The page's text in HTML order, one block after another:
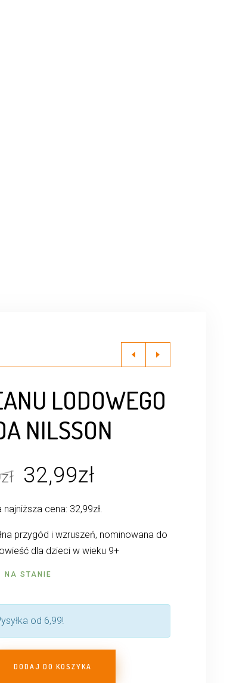
LODOWEGO
NILSSON
zł Pierwotna
wynosiła:
39,90zł.
32,99zł
wynosi:
32,99zł.
najniższa cena: 32,99zł.
przygód i wzruszeń, nominowana do
dla dzieci w wieku 9+
NA STANIE
od 6,99!
DODAJ DO KOSZYKA